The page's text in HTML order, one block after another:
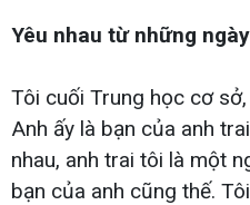
Yêu nhau từ những
Tôi cuối Trung học cơ
Anh ấy là bạn của anh
nhau, anh trai tôi là một
bạn của anh cũng thế.